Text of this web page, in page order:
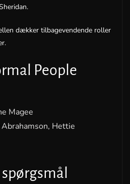
dækker tilbagevendende roller
People
Magee
Hettie